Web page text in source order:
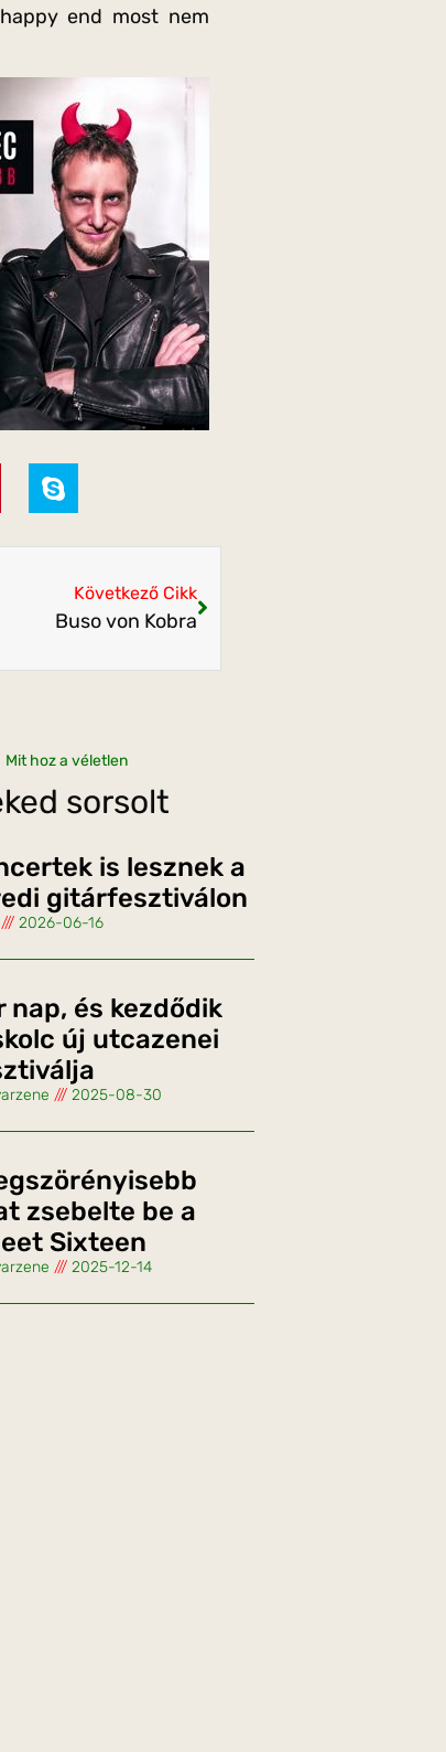
end most nem
Következő Cikk
Buso von Kobra
Mit hoz a véletlen
sorsolt
is lesznek a
gitárfesztiválon
2026-06-16
nap, és kezdődik
új utcazenei
2025-08-30
zsebelte be a
Sixteen
2025-12-14